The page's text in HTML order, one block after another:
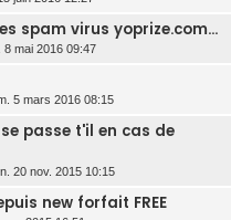
spam virus yoprize.com...
8 mai 2016 09:47
5 mars 2016 08:15
passe t'il en cas de
20 nov. 2015 10:15
new forfait FREE